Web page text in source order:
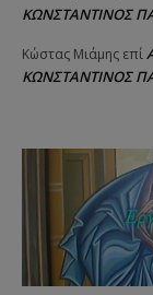
ΚΩΝΣΤΑΝΤΙΝΟΣ
Κώστας Μιάμης επί
ΚΩΝΣΤΑΝΤΙΝΟΣ